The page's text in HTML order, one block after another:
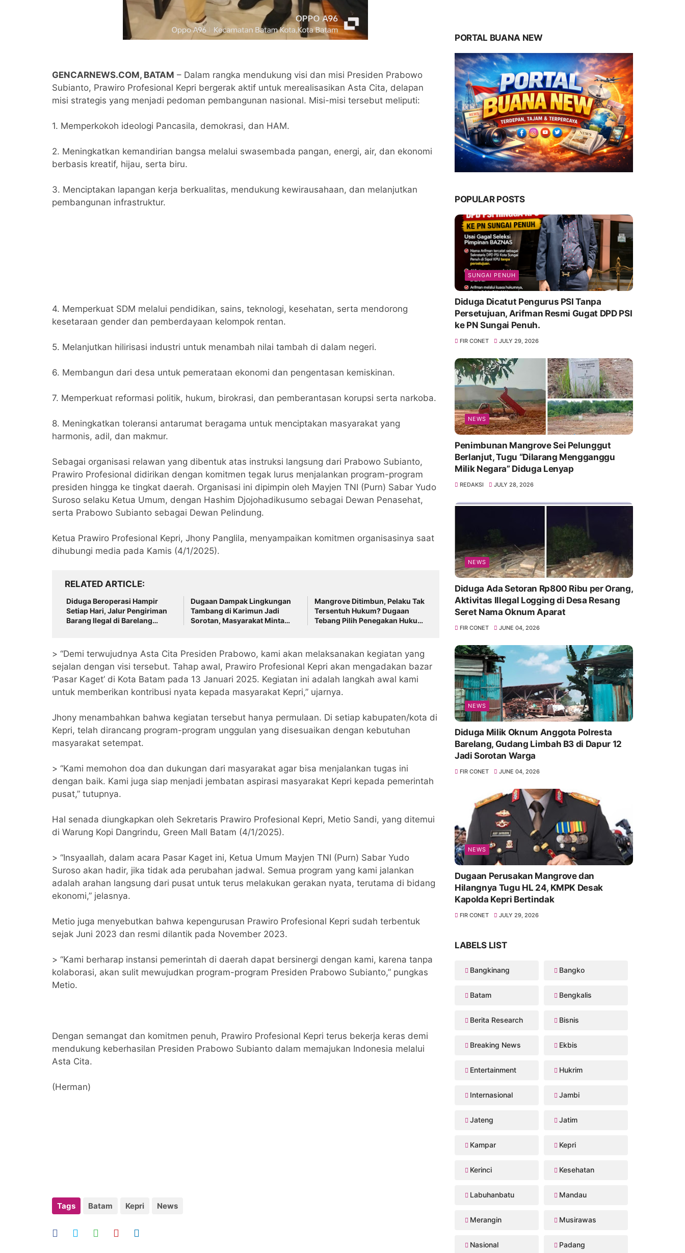
GENCARNEWS.COM, BATAM – Dalam rangka mendukung visi dan misi Presiden Prabowo
Subianto, Prawiro Profesional Kepri bergerak aktif untuk merealisasikan Asta Cita, delapan
misi strategis yang menjadi pedoman pembangunan nasional. Misi-misi tersebut meliputi:
1. Memperkokoh ideologi Pancasila, demokrasi, dan HAM.
2. Meningkatkan kemandirian bangsa melalui swasembada pangan, energi, air, dan ekonomi
berbasis kreatif, hijau, serta biru.
3. Menciptakan lapangan kerja berkualitas, mendukung kewirausahaan, dan melanjutkan
pembangunan infrastruktur.
4. Memperkuat SDM melalui pendidikan, sains, teknologi, kesehatan, serta mendorong
kesetaraan gender dan pemberdayaan kelompok rentan.
5. Melanjutkan hilirisasi industri untuk menambah nilai tambah di dalam negeri.
6. Membangun dari desa untuk pemerataan ekonomi dan pengentasan kemiskinan.
7. Memperkuat reformasi politik, hukum, birokrasi, dan pemberantasan korupsi serta narkoba.
8. Meningkatkan toleransi antarumat beragama untuk menciptakan masyarakat yang
harmonis, adil, dan makmur.
Sebagai organisasi relawan yang dibentuk atas instruksi langsung dari Prabowo Subianto,
Prawiro Profesional didirikan dengan komitmen tegak lurus menjalankan program-program
presiden hingga ke tingkat daerah. Organisasi ini dipimpin oleh Mayjen TNI (Purn) Sabar Yudo
Suroso selaku Ketua Umum, dengan Hashim Djojohadikusumo sebagai Dewan Penasehat,
serta Prabowo Subianto sebagai Dewan Pelindung.
Ketua Prawiro Profesional Kepri, Jhony Panglila, menyampaikan komitmen organisasinya saat
dihubungi media pada Kamis (4/1/2025).
RELATED ARTICLE
Diduga Beroperasi Hampir
Setiap Hari, Jalur Pengiriman
Barang Ilegal di Barelang
Dugaan Dampak Lingkungan
Tambang di Karimun Jadi
Sorotan, Masyarakat Minta
Mangrove Ditimbun, Pelaku Tak
Tersentuh Hukum? Dugaan
Tebang Pilih Penegakan Hukum
> “Demi terwujudnya Asta Cita Presiden Prabowo, kami akan melaksanakan kegiatan yang
sejalan dengan visi tersebut. Tahap awal, Prawiro Profesional Kepri akan mengadakan bazar
‘Pasar Kaget’ di Kota Batam pada 13 Januari 2025. Kegiatan ini adalah langkah awal kami
untuk memberikan kontribusi nyata kepada masyarakat Kepri,” ujarnya.
Jhony menambahkan bahwa kegiatan tersebut hanya permulaan. Di setiap kabupaten/kota di
Kepri, telah dirancang program-program unggulan yang disesuaikan dengan kebutuhan
masyarakat setempat.
> “Kami memohon doa dan dukungan dari masyarakat agar bisa menjalankan tugas ini
dengan baik. Kami juga siap menjadi jembatan aspirasi masyarakat Kepri kepada pemerintah
pusat,” tutupnya.
Hal senada diungkapkan oleh Sekretaris Prawiro Profesional Kepri, Metio Sandi, yang ditemui
di Warung Kopi Dangrindu, Green Mall Batam (4/1/2025).
> “Insyaallah, dalam acara Pasar Kaget ini, Ketua Umum Mayjen TNI (Purn) Sabar Yudo
Suroso akan hadir, jika tidak ada perubahan jadwal. Semua program yang kami jalankan
adalah arahan langsung dari pusat untuk terus melakukan gerakan nyata, terutama di bidang
ekonomi,” jelasnya.
Metio juga menyebutkan bahwa kepengurusan Prawiro Profesional Kepri sudah terbentuk
sejak Juni 2023 dan resmi dilantik pada November 2023.
> “Kami berharap instansi pemerintah di daerah dapat bersinergi dengan kami, karena tanpa
kolaborasi, akan sulit mewujudkan program-program Presiden Prabowo Subianto,” pungkas
Metio.
Dengan semangat dan komitmen penuh, Prawiro Profesional Kepri terus bekerja keras demi
mendukung keberhasilan Presiden Prabowo Subianto dalam memajukan Indonesia melalui
Asta Cita.
(Herman)
Tags Batam Kepri News
PORTAL BUANA NEW
POPULAR POSTS
SUNGAI PENUH
Diduga Dicatut Pengurus PSI Tanpa
Persetujuan, Arifman Resmi Gugat DPD PSI
ke PN Sungai Penuh.
FIR CONET JULY 29, 2026
NEWS
Penimbunan Mangrove Sei Pelunggut
Berlanjut, Tugu “Dilarang Mengganggu
Milik Negara” Diduga Lenyap
REDAKSI JULY 28, 2026
NEWS
Diduga Ada Setoran Rp800 Ribu per Orang,
Aktivitas Illegal Logging di Desa Resang
Seret Nama Oknum Aparat
FIR CONET JUNE 04, 2026
NEWS
Diduga Milik Oknum Anggota Polresta
Barelang, Gudang Limbah B3 di Dapur 12
Jadi Sorotan Warga
FIR CONET JUNE 04, 2026
NEWS
Dugaan Perusakan Mangrove dan
Hilangnya Tugu HL 24, KMPK Desak
Kapolda Kepri Bertindak
FIR CONET JULY 29, 2026
LABELS LIST
Bangkinang Bangko
Batam Bengkalis
Berita Research Bisnis
Breaking News Ekbis
Entertainment Hukrim
Internasional Jambi
Jateng Jatim
Kampar Kepri
Kerinci Kesehatan
Labuhanbatu Mandau
Merangin Musirawas
Nasional Padang